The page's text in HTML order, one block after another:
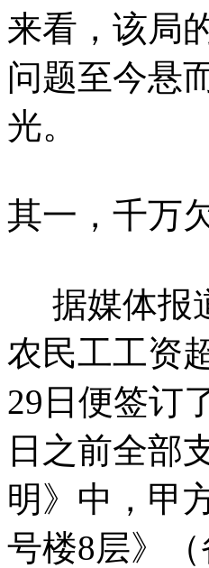
来看，该局
问题至今悬
光。
其一，千万
据媒体报
农民工工资
29日便签订
日之前全部
明》中，甲
号楼8层》